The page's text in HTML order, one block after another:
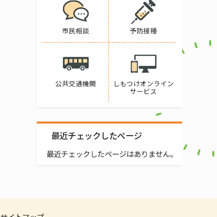
市民相談 予防接種
公共交通機関
しもつけオンライン
サービス
最近チェックしたページ
最近チェックしたページはありません。